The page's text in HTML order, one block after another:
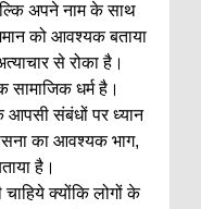
अपने नाम के साथ
को आवश्यक बताया
से रोका है।
धर्म है।
आपसी संबंधों पर ध्यान
का आवश्यक भाग,
है।
क्योंकि लोगों के